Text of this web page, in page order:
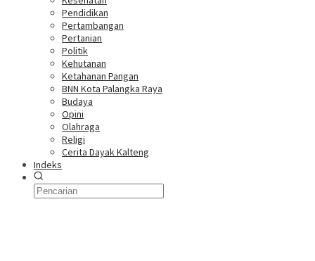
Pendidikan
Pertambangan
Pertanian
Politik
Kehutanan
Ketahanan Pangan
BNN Kota Palangka Raya
Budaya
Opini
Olahraga
Religi
Cerita Dayak Kalteng
Indeks